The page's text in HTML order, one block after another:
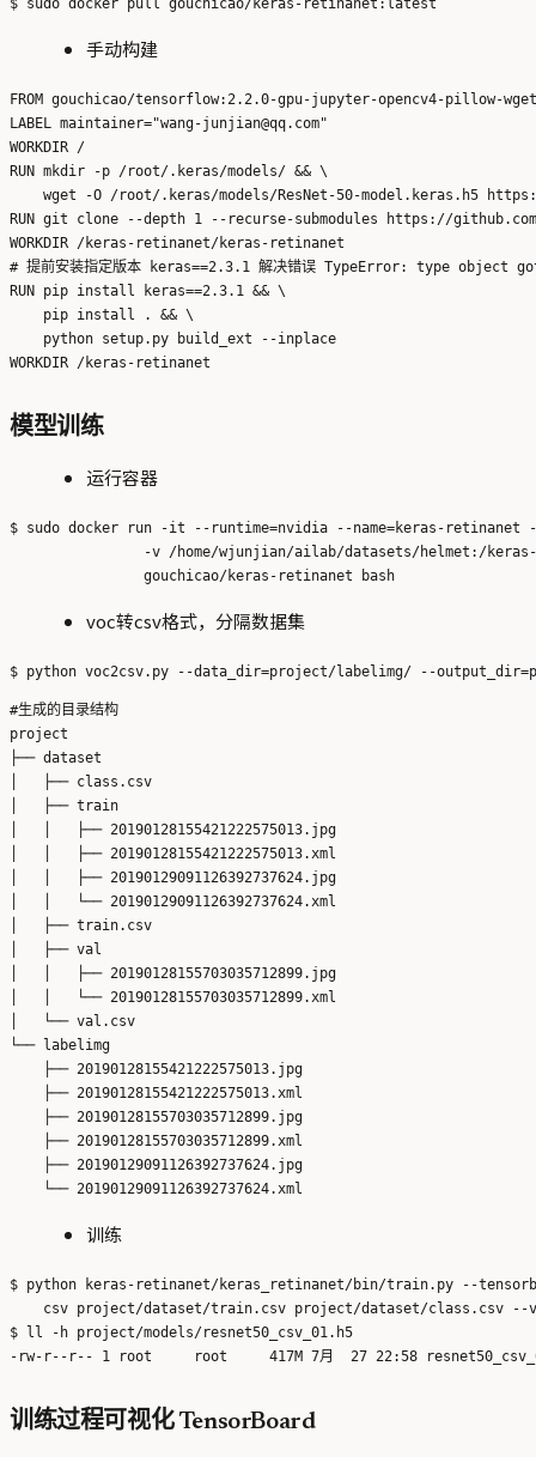
手动构建
FROM gouchicao/tensorflow:2.2.0-gpu-jupyter-opencv4-pillow-
LABEL maintainer="wang-junjian@qq.com"
WORKDIR /
RUN mkdir -p /root/.keras/models/ && \
wget -O /root/.keras/models/ResNet-50-model.keras.h5
RUN git clone --depth 1 --recurse-submodules https://
WORKDIR /keras-retinanet/keras-retinanet
# 提前安装指定版本 keras==2.3.1 解决错误 TypeError: type
RUN pip install keras==2.3.1 && \
    pip install . && \
    python setup.py build_ext --inplace
模型训练
运行容器
$ sudo docker run -it --runtime=nvidia --name=keras-retinanet -
-v /home/wjunjian/ailab/datasets/helmet:/
voc转csv格式，分隔数据集
#生成的目录结构
project
├── dataset
│   ├── class.csv
│   ├── train
│   │   ├── 20190128155421222575013.jpg
│   │   ├── 20190128155421222575013.xml
│   │   ├── 20190129091126392737624.jpg
│   │   └── 20190129091126392737624.xml
│   ├── train.csv
│   ├── val
│   │   ├── 20190128155703035712899.jpg
│   │   └── 20190128155703035712899.xml
│   └── val.csv
└── labelimg
├── 20190128155421222575013.jpg
├── 20190128155421222575013.xml
├── 20190128155703035712899.jpg
├── 20190128155703035712899.xml
├── 20190129091126392737624.jpg
训练
$ python keras-retinanet/keras_retinanet/bin/train.py --
csv project/dataset/train.csv project/dataset/class.csv
$ ll -h project/models/resnet50_csv_01.h5
训练过程可视化 TensorBoard